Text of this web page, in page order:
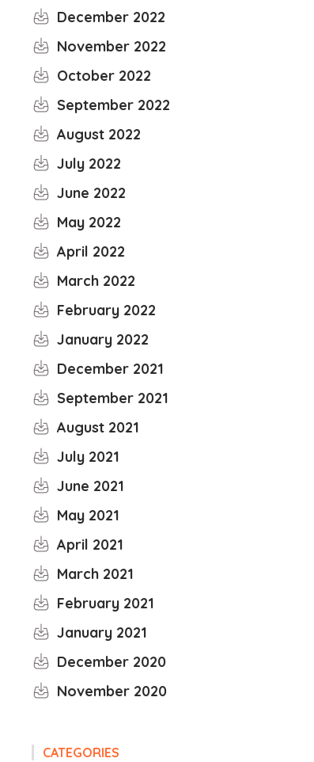
December 2022
November 2022
October 2022
September 2022
August 2022
July 2022
June 2022
May 2022
April 2022
March 2022
February 2022
January 2022
December 2021
September 2021
August 2021
July 2021
June 2021
May 2021
April 2021
March 2021
February 2021
January 2021
December 2020
November 2020
CATEGORIES